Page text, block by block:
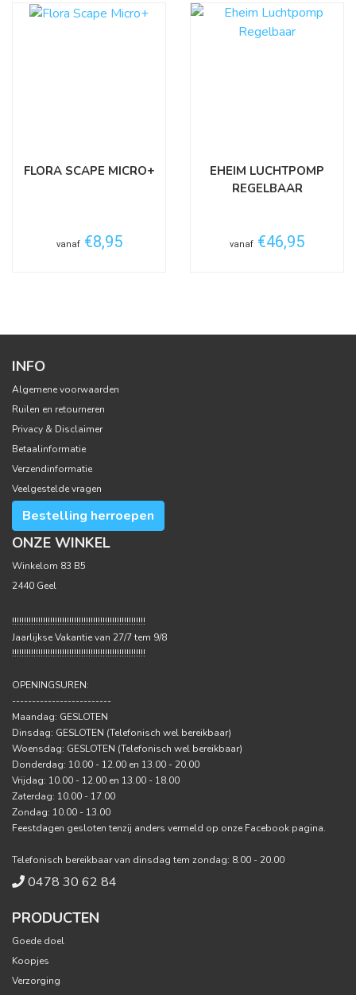
FLORA SCAPE MICRO+
vanaf €8,95
EHEIM LUCHTPOMP
REGELBAAR
vanaf €46,95
INFO
Algemene voorwaarden
Ruilen en retourneren
Privacy & Disclaimer
Betaalinformatie
Verzendinformatie
Veelgestelde vragen
Bestelling herroepen
ONZE WINKEL
Winkelom 83 B5
2440 Geel
!!!!!!!!!!!!!!!!!!!!!!!!!!!!!!!!!!!!!!!!!!!!!!!!!!!!!!!!
Jaarlijkse Vakantie van 27/7 tem 9/8
!!!!!!!!!!!!!!!!!!!!!!!!!!!!!!!!!!!!!!!!!!!!!!!!!!!!!!!!
OPENINGSUREN:
-------------------------
Maandag: GESLOTEN
Dinsdag: GESLOTEN (Telefonisch wel bereikbaar)
Woensdag: GESLOTEN (Telefonisch wel bereikbaar)
Donderdag: 10.00 - 12.00 en 13.00 - 20.00
Vrijdag: 10.00 - 12.00 en 13.00 - 18.00
Zaterdag: 10.00 - 17.00
Zondag: 10.00 - 13.00
Feestdagen gesloten tenzij anders vermeld op onze Facebook pagina.
Telefonisch bereikbaar van dinsdag tem zondag: 8.00 - 20.00
0478 30 62 84
PRODUCTEN
Goede doel
Koopjes
Verzorging